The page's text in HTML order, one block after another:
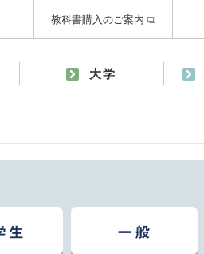
教科書購入のご案内
大学